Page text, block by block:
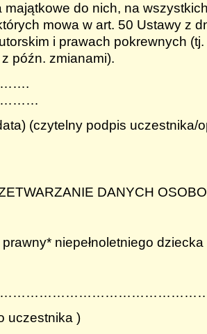
majątkowe do nich, na
mowa w art. 50 Ustawy z
i prawach pokrewnych
późn. zmianami).
(czytelny podpis uczestnika/
DANYCH
niepełnoletniego dziecka
uczestnika )